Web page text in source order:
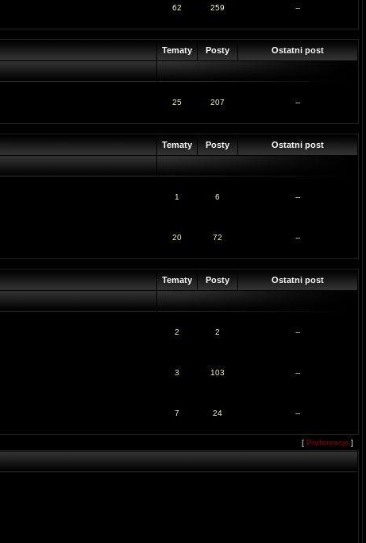
62 259 --
Tematy Posty Ostatni post
25 207 --
Tematy Posty Ostatni post
1 6 --
20 72 --
Tematy Posty Ostatni post
2 2 --
3 103 --
7 24 --
[ Preferencje ]